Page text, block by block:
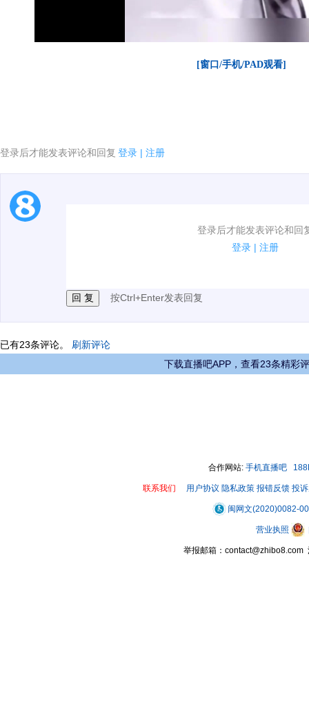
[窗口/手机/PAD观看]
登录后才能发表评论和回复 登录 | 注册
登录后才能发表评论和回
登录 | 注册
1.电脑端新用户可以发表评论了！
按Ctrl+Enter发表回复
已有23条评论。 刷新评论
下载直播吧APP，查看23条精彩
合作网站: 手机直播吧
联系我们 用户协议 隐私政策 报错反馈 投
闽网文(2020)0082-
营业执照
举报邮箱：